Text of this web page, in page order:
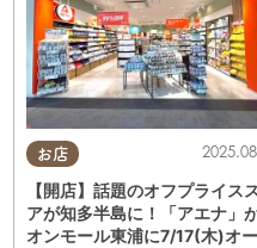
お店
【開店】話題のオフプライス
アが知多半島に！「アエナ」
オンモール東浦に7/17(木)オー